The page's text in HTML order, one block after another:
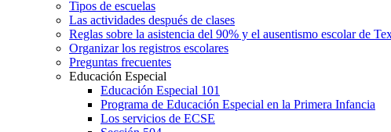
Tipos de escuelas
Las actividades después de clases
Reglas sobre la asistencia del 90% y el ausentismo escolar de
Organizar los registros escolares
Preguntas frecuentes
Educación Especial
Educación Especial 101
Programa de Educación Especial en la Primera Infancia
Los servicios de ECSE